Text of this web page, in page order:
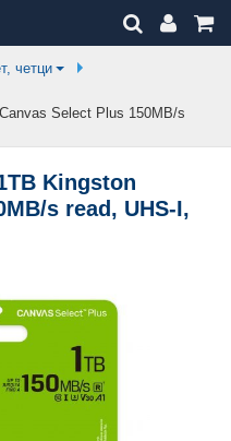
четци
Select Plus 150MB/s
Kingston
s read, UHS-I,